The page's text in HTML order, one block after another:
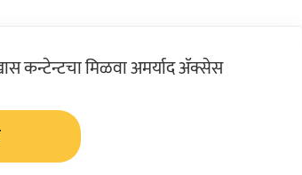
कन्टेन्टचा मिळवा अमर्याद ॲक्सेस